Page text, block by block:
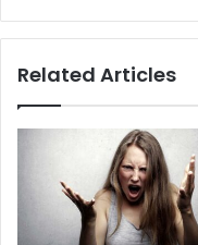
Related Articles